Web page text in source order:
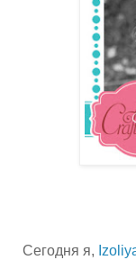
Сегодня я,